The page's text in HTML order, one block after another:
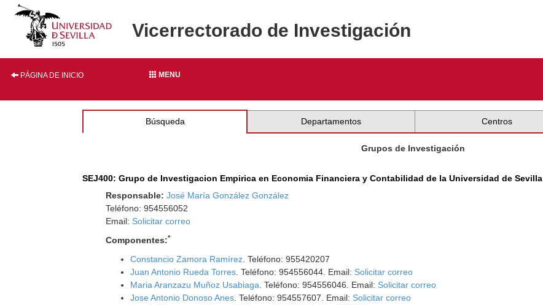
Vicerrectorado de Investigación
PÁGINA DE INICIO MENU
Búsqueda Departamentos Centros
Grupos de Investigación
SEJ400: Grupo de Investigacion Empirica en Economia Financiera y Contabilidad de la Universidad de Sevilla
Responsable: José María González González
Teléfono: 954556052
Email: Solicitar correo
Componentes:*
Constancio Zamora Ramírez . Teléfono: 955420207
Juan Antonio Rueda Torres . Teléfono: 954556044. Email: Solicitar correo
Maria Aranzazu Muñoz Usabiaga . Teléfono: 954556046. Email: Solicitar correo
Jose Antonio Donoso Anes . Teléfono: 954557607. Email: Solicitar correo